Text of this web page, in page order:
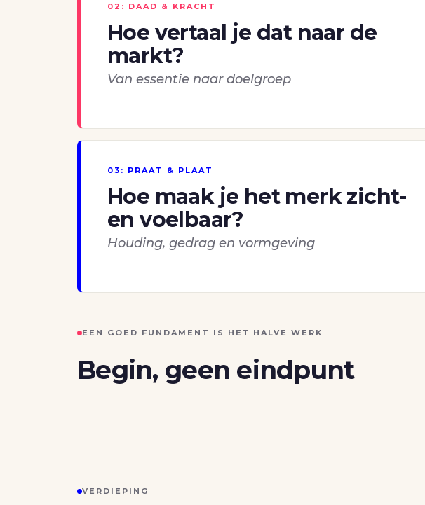
02: DAAD & KRACHT
Hoe vertaal je dat naar de
markt?
Van essentie naar doelgroep
03: PRAAT & PLAAT
Hoe maak je het merk zicht-
en voelbaar?
Houding, gedrag en vormgeving
EEN GOED FUNDAMENT IS HET HALVE WERK
Begin, geen eindpunt
VERDIEPING